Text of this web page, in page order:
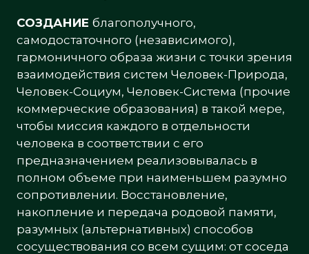
СОЗДАНИЕ благополучного,
самодостаточного (независимого),
гармоничного образа жизни с точки зрения
взаимодействия систем Человек-Природа,
Человек-Социум, Человек-Система (прочие
коммерческие образования) в такой мере,
чтобы миссия каждого в отдельности
человека в соответствии с его
предназначением реализовывалась в
полном объеме при наименьшем разумно
сопротивлении. Восстановление,
накопление и передача родовой памяти,
разумных (альтернативных) способов
сосуществования со всем сущим: от соседа